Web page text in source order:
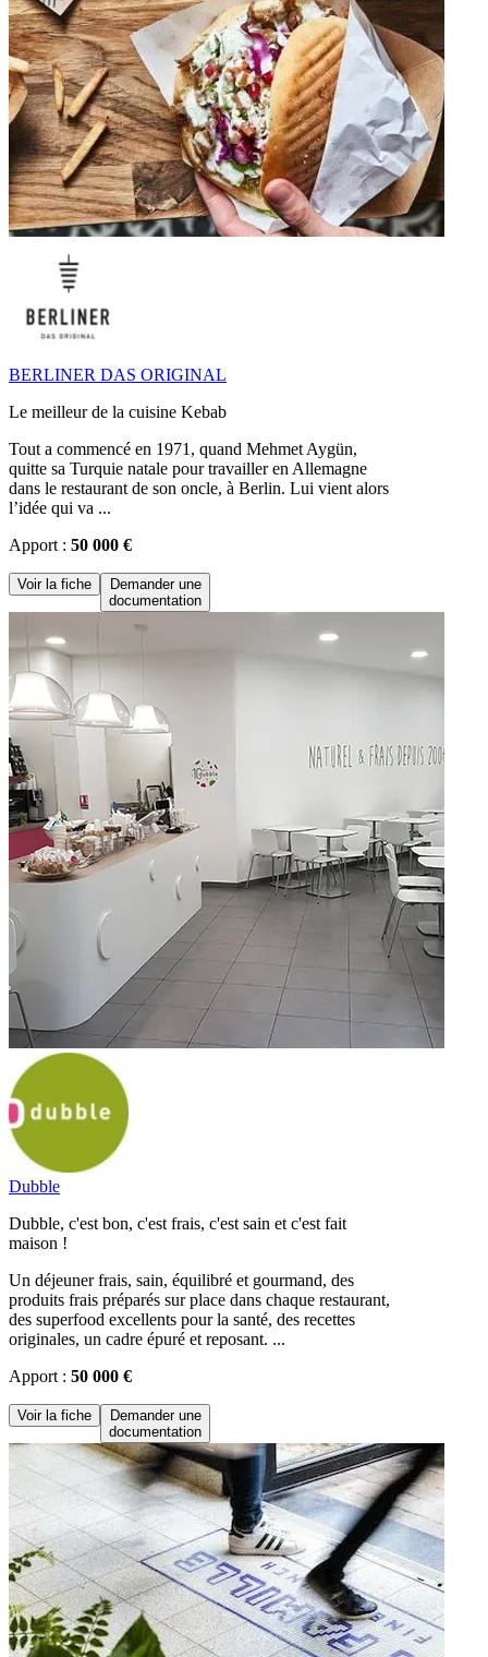
BERLINER DAS ORIGINAL
Le meilleur de la cuisine Kebab
Tout a commencé en 1971, quand Mehmet Aygün,
quitte sa Turquie natale pour travailler en Allemagne
dans le restaurant de son oncle, à Berlin. Lui vient alors
l’idée qui va ...
Apport : 50 000 €
Voir la fiche
Demander une
documentation
Dubble
Dubble, c'est bon, c'est frais, c'est sain et c'est fait
maison !
Un déjeuner frais, sain, équilibré et gourmand, des
produits frais préparés sur place dans chaque restaurant,
des superfood excellents pour la santé, des recettes
originales, un cadre épuré et reposant. ...
Apport : 50 000 €
Voir la fiche
Demander une
documentation